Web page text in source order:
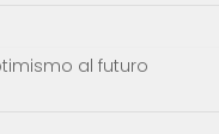
al futuro